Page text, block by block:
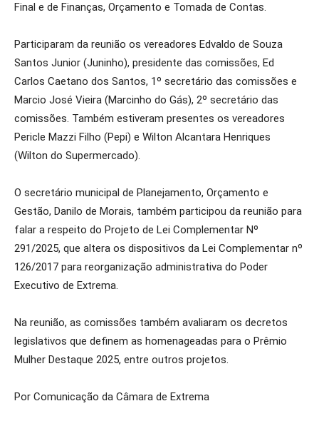
Final e de Finanças, Orçamento e Tomada de Contas.
Participaram da reunião os vereadores Edvaldo de Souza
Santos Junior (Juninho), presidente das comissões, Ed
Carlos Caetano dos Santos, 1º secretário das comissões e
Marcio José Vieira (Marcinho do Gás), 2º secretário das
comissões. Também estiveram presentes os vereadores
Pericle Mazzi Filho (Pepi) e Wilton Alcantara Henriques
(Wilton do Supermercado).
O secretário municipal de Planejamento, Orçamento e
Gestão, Danilo de Morais, também participou da reunião para
falar a respeito do Projeto de Lei Complementar Nº
291/2025, que altera os dispositivos da Lei Complementar nº
126/2017 para reorganização administrativa do Poder
Executivo de Extrema.
Na reunião, as comissões também avaliaram os decretos
legislativos que definem as homenageadas para o Prêmio
Mulher Destaque 2025, entre outros projetos.
Por Comunicação da Câmara de Extrema